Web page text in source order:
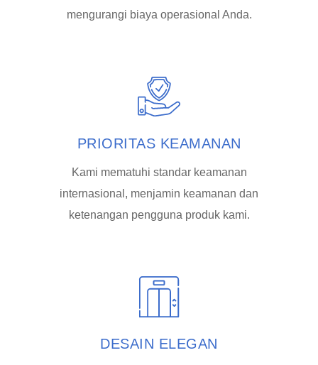
mengurangi biaya operasional Anda.
PRIORITAS KEAMANAN
Kami mematuhi standar keamanan
internasional, menjamin keamanan dan
ketenangan pengguna produk kami.
DESAIN ELEGAN